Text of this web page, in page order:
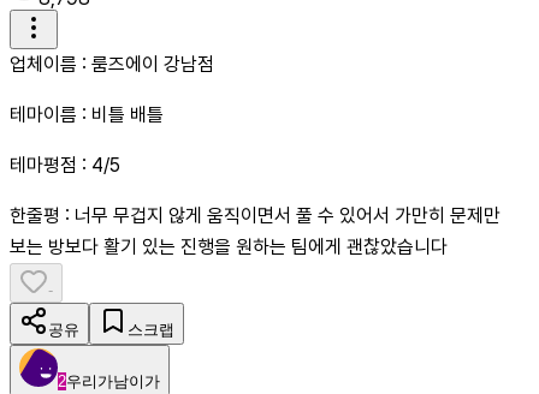
업체이름 : 룸즈에이 강남점
테마이름 : 비틀 배틀
테마평점 : 4/5
한줄평 : 너무 무겁지 않게 움직이면서 풀 수 있어서 가만히 문제만
보는 방보다 활기 있는 진행을 원하는 팀에게 괜찮았습니다
-
공유 스크랩
2우리가남이가